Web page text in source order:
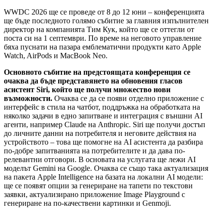
WWDC 2026 ще се проведе от 8 до 12 юни – конференцията
ще бъде последното голямо събитие за главния изпълнителен
директор на компанията Тим Кук, който ще се оттегли от
поста си на 1 септември. По време на неговото управление
бяха пуснати на пазара емблематични продукти като Apple
Watch, AirPods и MacBook Neo.
Основното събитие на предстоящата конференция се
очаква да бъде представянето на обновения гласов
асистент Siri, който ще получи множество нови
възможности. Очаква се да се появи отделно приложение с
интерфейс в стила на чатбот, поддръжка на обработката на
няколко задачи в едно запитване и интеграция с външни AI
агенти, например Claude на Anthropic. Siri ще получи достъп
до личните данни на потребителя и неговите действия на
устройството – това ще помогне на AI асистента да разбира
по-добре запитванията на потребителите и да дава по-
релевантни отговори. В основата на услугата ще лежи AI
моделът Gemini на Google. Очаква се също така актуализация
на пакета Apple Intelligence на базата на локални AI модели:
ще се появят опции за генериране на тапети по текстови
заявки, актуализирано приложение Image Playground с
генериране на по-качествени картинки и Genmoji.